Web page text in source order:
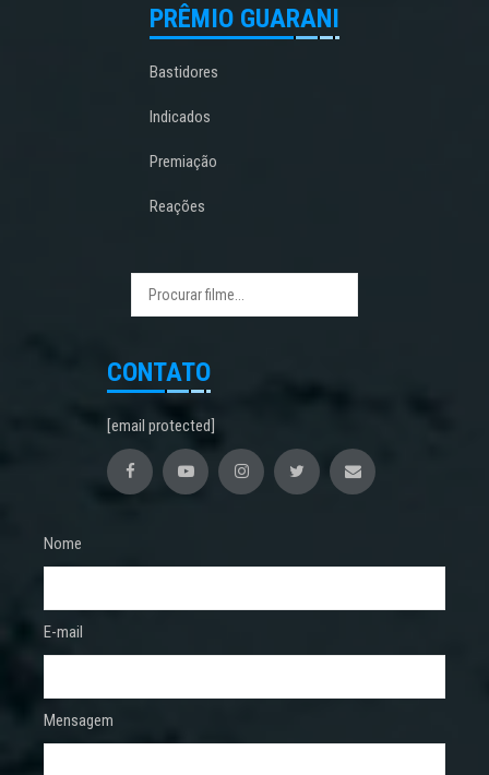
PRÊMIO GUARANI
Bastidores
Indicados
Premiação
Reações
CONTATO
[email protected]
Nome
E-mail
Mensagem